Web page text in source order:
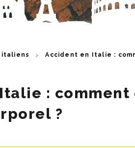
italiens Accident en Italie :
:
?